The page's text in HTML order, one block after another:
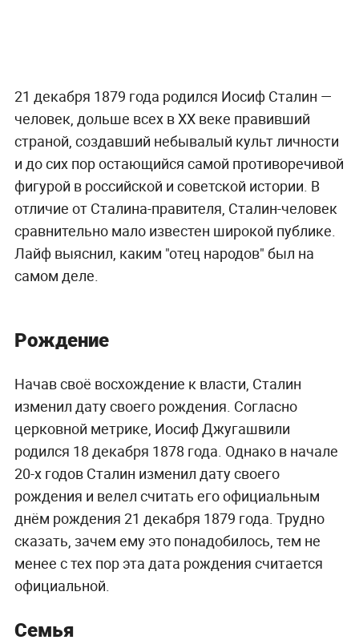
21 декабря 1879 года родился Иосиф Сталин —
человек, дольше всех в ХХ веке правивший
страной, создавший небывалый культ личности
и до сих пор остающийся самой противоречивой
фигурой в российской и советской истории. В
отличие от Сталина-правителя, Сталин-человек
сравнительно мало известен широкой публике.
Лайф выяснил, каким "отец народов" был на
самом деле.
Рождение
Начав своё восхождение к власти, Сталин
изменил дату своего рождения. Согласно
церковной метрике, Иосиф Джугашвили
родился 18 декабря 1878 года. Однако в начале
20-х годов Сталин изменил дату своего
рождения и велел считать его официальным
днём рождения 21 декабря 1879 года. Трудно
сказать, зачем ему это понадобилось, тем не
менее с тех пор эта дата рождения считается
официальной.
Семья